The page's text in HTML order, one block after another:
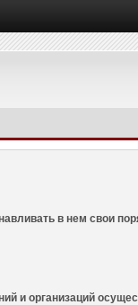
в нем свои
и организаций